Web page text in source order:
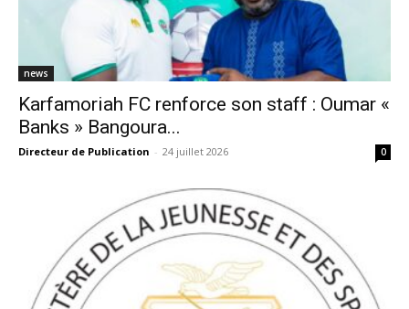
news
Karfamoriah FC renforce son staff : Oumar «
Banks » Bangoura...
Directeur de Publication - 24 juillet 2026 0